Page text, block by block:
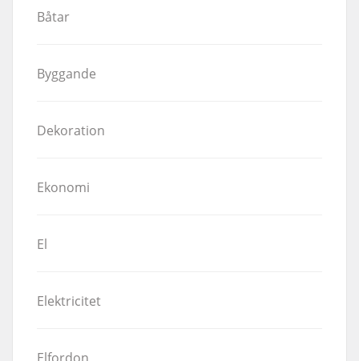
Båtar
Byggande
Dekoration
Ekonomi
El
Elektricitet